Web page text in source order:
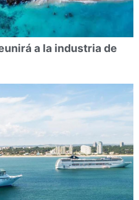
a la industria de